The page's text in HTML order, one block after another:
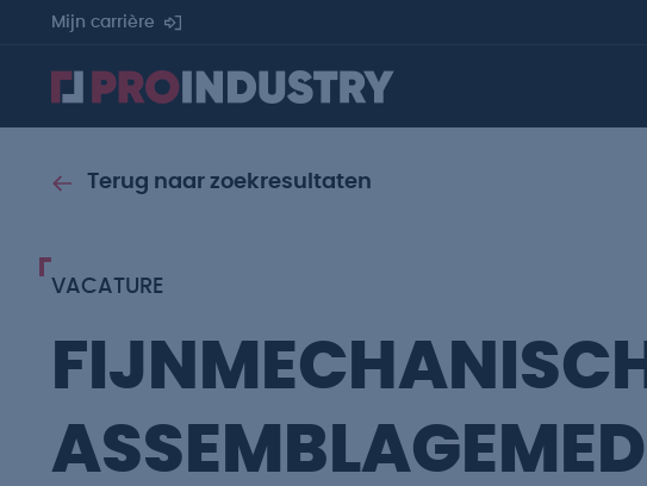
Mijn carrière
Terug naar zoekresultaten
VACATURE
FIJNMECHANISCH